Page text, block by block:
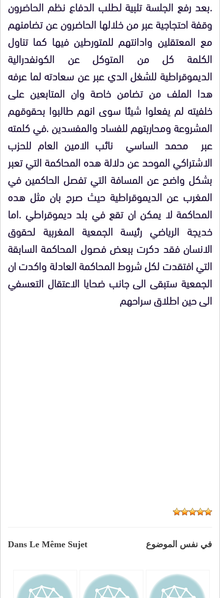
.بعد رفع الجلسة تلبية لطلب الدفاع نظم الحاضرون
وقفة احتجاجية عبر من خلالها الحاضرون عن تضامنهم
مع المعتقلين وادانتهم للمتورطين فيها كما تناول
الكلمة كل من المتوكل عن الكونفدرالية
الديموقراطية للشغل الدي عبر عن سعادته لما عرفه
هدا الملف من تضامن خاصة وان المتابعين على
خلفيته لم يفعلوا شيئا سوى انهم طالبوا بحقوقهم
المشروعة ومحاربتهم للفساد والمفسدين .في كلمته
عبر محمد الساسي نائب الامين العام للحزب
الاشتراكي الموحد عن دلالة هده المحاكمة التي تعبر
بشكل واضح عن المسافة التي تفصل الحاكمين في
المغرب عن الديموقراطية حيث صرح بان مثل هده
المحاكمة لا يمكن ان تقع في بلد ديموقراطي .اما
خديجة الرياضي رئيسة الجمعية المغربية لحقوق
الانسان فقد دكرت ببعض فصول المحاكمة السابقة
التي افتقدت لكل شروط المحاكمة العادلة واكدت ان
الجمعية ستبقى الى جانب ضحايا الاعتقال التعسفي
الى حين اطلاق سراحهم
Dans Le Même Sujet في نفس الموضوع